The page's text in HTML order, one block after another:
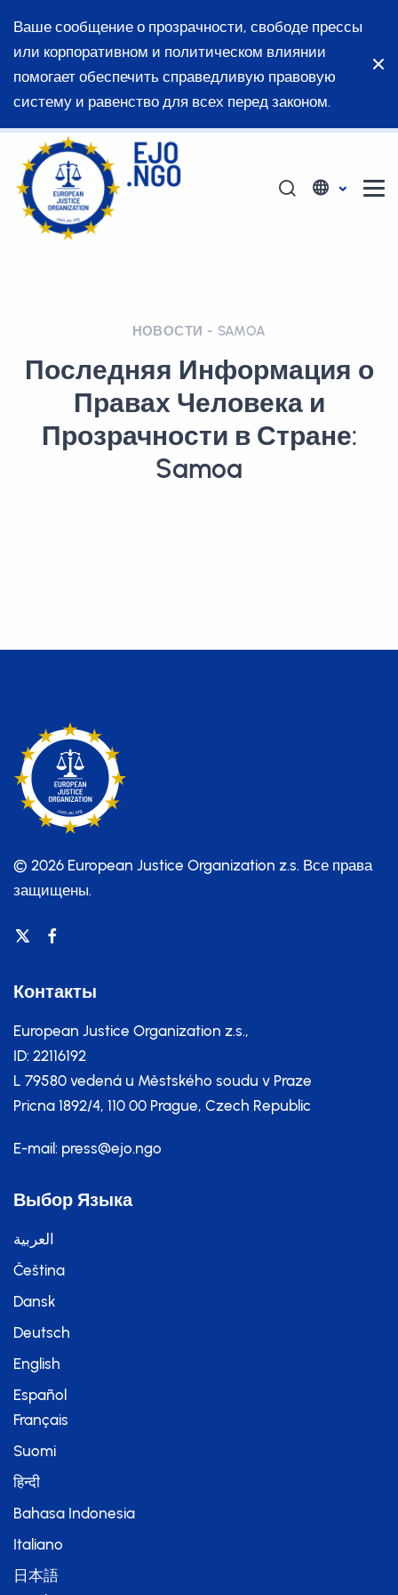
Ваше сообщение о прозрачности, свободе прессы
или корпоративном и политическом влиянии
помогает обеспечить справедливую правовую
систему и равенство для всех перед законом.
НОВОСТИ - SAMOA
Последняя Информация о
Правах Человека и
Прозрачности в Стране:
Samoa
© 2026 European Justice Organization z.s. Все права
защищены.
Контакты
European Justice Organization z.s.,
ID: 22116192
L 79580 vedená u Městského soudu v Praze
Pricna 1892/4, 110 00 Prague, Czech Republic
E-mail: press@ejo.ngo
Выбор Языка
العربية
Čeština
Dansk
Deutsch
English
Español
Français
Suomi
हिन्दी
Bahasa Indonesia
Italiano
日本語